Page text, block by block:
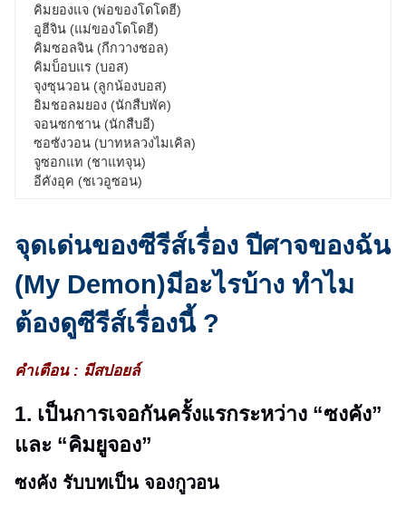
คิมยองแจ (พ่อของโดโดฮี)
อูฮีจิน (แม่ของโดโดฮี)
คิมซอลจิน (กีกวางชอล)
คิมบ็อบแร (บอส)
จุงซุนวอน (ลูกน้องบอส)
อิมชอลมยอง (นักสืบพัค)
จอนซกชาน (นักสืบอี)
ซอซังวอน (บาทหลวงไมเคิล)
จูซอกแท (ชาแทจุน)
อีคังอุค (ชเวอูซอน)
จุดเด่นของซีรีส์เรื่อง ปีศาจของฉัน
(My Demon)มีอะไรบ้าง ทำไม
ต้องดูซีรีส์เรื่องนี้ ?
คำเตือน : มีสปอยล์
1. เป็นการเจอกันครั้งแรกระหว่าง “ซงคัง”
และ “คิมยูจอง”
ซงคัง รับบทเป็น จองกูวอน